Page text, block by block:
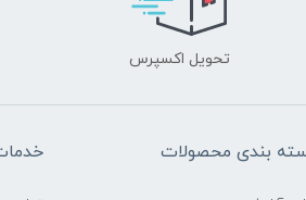
تحویل اکسپرس
بندی محصولات